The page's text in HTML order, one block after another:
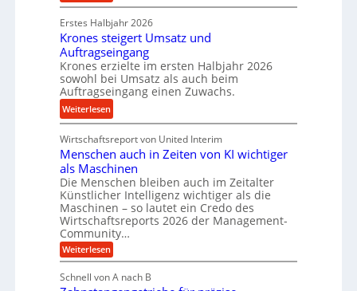
d
s
e
n
s
o
r
e
n
e
t
r
i
e
b
u
n
d
H
y
d
r
a
u
l
k
P
r
ä
z
i
s
e
u
n
d
l
a
n
g
l
e
b
i
g
Erstes Halbjahr 2026
Krones steigert Umsatz und
Auftragseingang
Krones erzielte im ersten Halbjahr 2026
sowohl bei Umsatz als auch beim
Auftragseingang einen Zuwachs.
Weiterlesen:
K
r
o
n
e
s
s
t
e
i
g
Wirtschaftsreport von United Interim
Menschen auch in Zeiten von KI wichtiger
als Maschinen
Die Menschen bleiben auch im Zeitalter
Künstlicher Intelligenz wichtiger als die
Maschinen – so lautet ein Credo des
Wirtschaftsreports 2026 der Management-
Community…
Weiterlesen:
M
n
Schnell von A nach B